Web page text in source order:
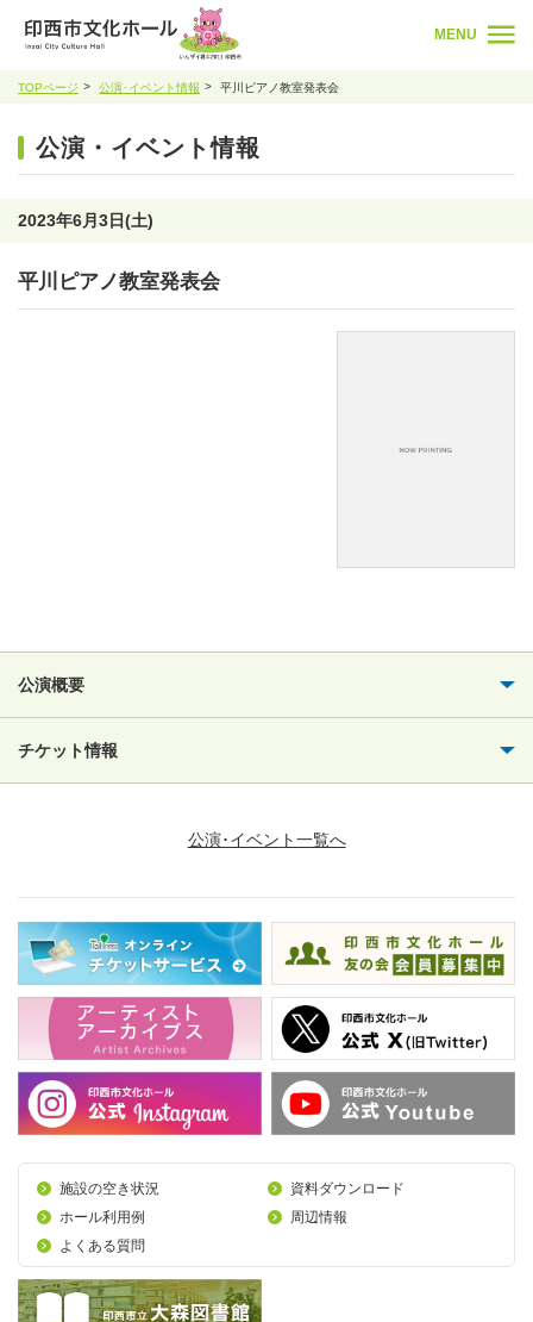
MENU
TOPページ 公演･イベント情報 平川ピアノ教室発表会
公演・イベント情報
2023年6月3日(土)
平川ピアノ教室発表会
公演概要
チケット情報
公演･イベント一覧へ
施設の空き状況
資料ダウンロード
ホール利用例
周辺情報
よくある質問